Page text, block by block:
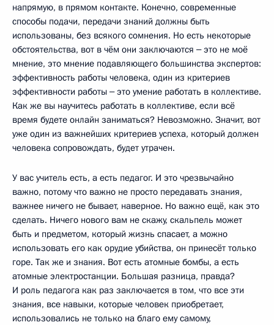
напрямую, в прямом контакте. Конечно, современные
способы подачи, передачи знаний должны быть
использованы, без всякого сомнения. Но есть некоторые
обстоятельства, вот в чём они заключаются ‒ это не моё
мнение, это мнение подавляющего большинства экспертов:
эффективность работы человека, один из критериев
эффективности работы ‒ это умение работать в коллективе.
Как же вы научитесь работать в коллективе, если всё
время будете онлайн заниматься? Невозможно. Значит, вот
уже один из важнейших критериев успеха, который должен
человека сопровождать, будет утрачен.
У вас учитель есть, а есть педагог. И это чрезвычайно
важно, потому что важно не просто передавать знания,
важнее ничего не бывает, наверное. Но важно ещё, как это
сделать. Ничего нового вам не скажу, скальпель может
быть и предметом, который жизнь спасает, а можно
использовать его как орудие убийства, он принесёт только
горе. Так же и знания. Вот есть атомные бомбы, а есть
атомные электростанции. Большая разница, правда?
И роль педагога как раз заключается в том, что все эти
знания, все навыки, которые человек приобретает,
использовались не только на благо ему самому,